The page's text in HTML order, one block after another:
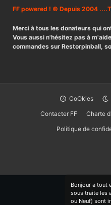
FF powered ! © Depuis 2004
Merci à tous les donateurs qui
Vous aussi n'hésitez pas à
commandes sur Restorpinball,
CoOkies
Contacter FF
Charte
Politique de
Bonjour a tout
sous traite les
ou Neuf) sont